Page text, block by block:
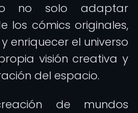
no solo adaptar
los cómics originales,
enriquecer el universo
visión creativa y
del espacio.
de mundos